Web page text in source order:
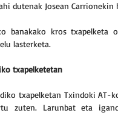
dutenak Josean
banakako kros txapelketa
lasterketa.
txapelketetan
txapelketan Txindoki
zuten. Larunbat eta